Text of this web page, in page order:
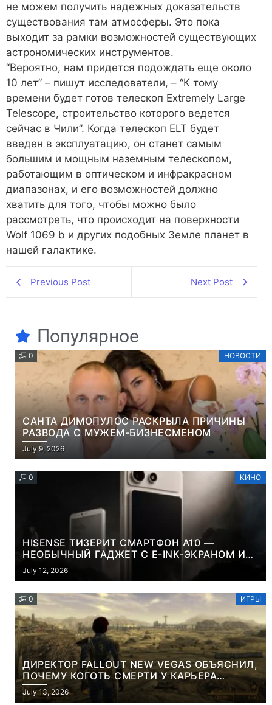
не можем получить надежных доказательств
существования там атмосферы. Это пока
выходит за рамки возможностей существующих
астрономических инструментов.
“Вероятно, нам придется подождать еще около
10 лет” – пишут исследователи, – “К тому
времени будет готов телескоп Extremely Large
Telescope, строительство которого ведется
сейчас в Чили”. Когда телескоп ELT будет
введен в эксплуатацию, он станет самым
большим и мощным наземным телескопом,
работающим в оптическом и инфракрасном
диапазонах, и его возможностей должно
хватить для того, чтобы можно было
рассмотреть, что происходит на поверхности
Wolf 1069 b и других подобных Земле планет в
нашей галактике.
Previous Post Next Post
Популярное
0 НОВОСТИ
САНТА ДИМОПУЛОС РАСКРЫЛА ПРИЧИНЫ
РАЗВОДА С МУЖЕМ-БИЗНЕСМЕНОМ
July 9, 2026
0 КИНО
HISENSE ТИЗЕРИТ СМАРТФОН A10 —
НЕОБЫЧНЫЙ ГАДЖЕТ С E-INK-ЭКРАНОМ И
СЪЕМНОЙ LCD-ПАНЕЛЬЮ ДЛЯ ЦВЕТНОГО
КОНТЕНТА И СОЦСЕТЕЙ
July 12, 2026
0 ИГРЫ
ДИРЕКТОР FALLOUT NEW VEGAS ОБЪЯСНИЛ,
ПОЧЕМУ КОГОТЬ СМЕРТИ У КАРЬЕРА
НАМЕРЕННО СНОСИТ ВАМ ГОЛОВУ
July 13, 2026